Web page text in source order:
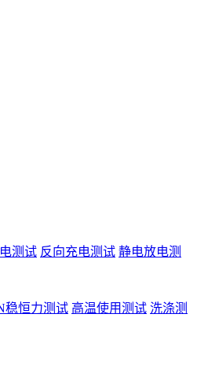
测试 反向充电测试 静电放电测
稳恒力测试 高温使用测试 洗涤测